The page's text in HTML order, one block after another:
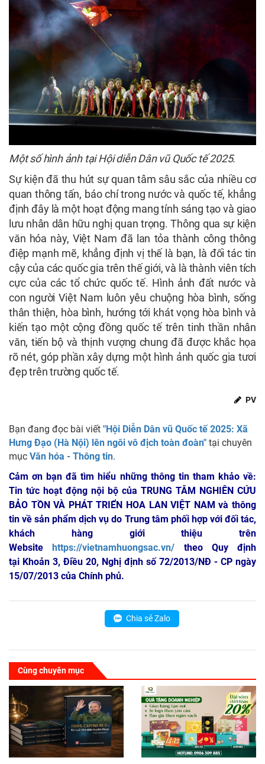
Một số hình ảnh tại Hội diễn Dân vũ Quốc tế 2025.
Sự kiện đã thu hút sự quan tâm sâu sắc của nhiều cơ
quan thông tấn, báo chí trong nước và quốc tế, khẳng
định đây là một hoạt động mang tính sáng tạo và giao
lưu nhân dân hữu nghị quan trọng. Thông qua sự kiện
văn hóa này, Việt Nam đã lan tỏa thành công thông
điệp mạnh mẽ, khẳng định vị thế là bạn, là đối tác tin
cậy của các quốc gia trên thế giới, và là thành viên tích
cực của các tổ chức quốc tế. Hình ảnh đất nước và
con người Việt Nam luôn yêu chuộng hòa bình, sống
thân thiện, hòa bình, hướng tới khát vọng hòa bình và
kiến tạo một cộng đồng quốc tế trên tinh thần nhân
văn, tiến bộ và thịnh vượng chung đã được khắc họa
rõ nét, góp phần xây dựng một hình ảnh quốc gia tươi
đẹp trên trường quốc tế.
PV
Bạn đang đọc bài viết "Hội Diễn Dân vũ Quốc tế 2025: Xã
Hưng Đạo (Hà Nội) lên ngôi vô địch toàn đoàn" tại chuyên
mục Văn hóa - Thông tin.
Cảm ơn bạn đã tìm hiểu những thông tin tham khảo về:
Tin tức hoạt động nội bộ của TRUNG TÂM NGHIÊN CỨU
BẢO TỒN VÀ PHÁT TRIỂN HOA LAN VIỆT NAM và thông
tin về sản phẩm dịch vụ do Trung tâm phối hợp với đối tác,
khách hàng giới thiệu trên
Websitehttps://vietnamhuongsac.vn/ theo Quy định
tại Khoản 3, Điều 20, Nghị định số 72/2013/NĐ - CP ngày
15/07/2013 của Chính phủ.
Chia sẻ Zalo
Cùng chuyên mục